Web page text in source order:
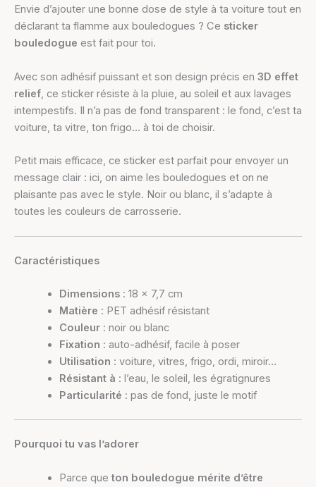
Envie d’ajouter une bonne dose de style à ta voiture tout en
déclarant ta flamme aux bouledogues ? Ce sticker
bouledogue est fait pour toi.
Avec son adhésif puissant et son design précis en 3D effet
relief , ce sticker résiste à la pluie, au soleil et aux lavages
intempestifs. Il n’a pas de fond transparent : le fond, c’est ta
voiture, ta vitre, ton frigo… à toi de choisir.
Petit mais efficace, ce sticker est parfait pour envoyer un
message clair : ici, on aime les bouledogues et on ne
plaisante pas avec le style. Noir ou blanc, il s’adapte à
toutes les couleurs de carrosserie.
Caractéristiques
Dimensions: 18 x 7,7 cm
Matière : PET adhésif résistant
Couleur: noir ou blanc
Fixation : auto-adhésif, facile à poser
Utilisation : voiture, vitres, frigo, ordi, miroir…
Résistant à : l’eau, le soleil, les égratignures
Particularité : pas de fond, juste le motif
Pourquoi tu vas l’adorer
Parce que ton bouledogue mérite d’être